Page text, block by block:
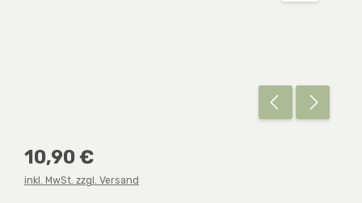
Regulärer Preis:
10,90 €
inkl. MwSt. zzgl. Versand